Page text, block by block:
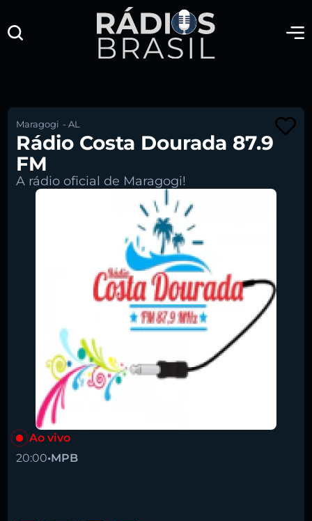
Maragogi -AL
Rádio Costa Dourada 87.9
FM
A rádio oficial de Maragogi!
Ao vivo
20:00•MPB